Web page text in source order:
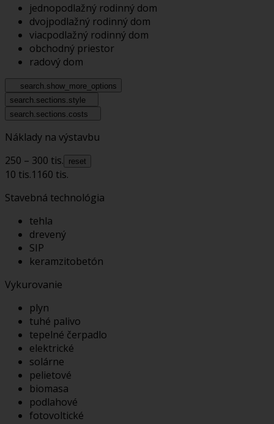
jednopodlažný rodinný dom
dvojpodlažný rodinný dom
viacpodlažný rodinný dom
obchodný priestor
radový dom
search.show_more_options
search.sections.style
search.sections.costs
Náklady na výstavbu
250 – 300 tis.
reset
10 tis.1160 tis.
Stavebná technológia
tehla
drevený
SIP
keramzitobetón
Vykurovanie
plyn
tuhé palivo
tepelné čerpadlo
elektrické
solárne
pelietové
biomasa
podlahové
fotovoltické